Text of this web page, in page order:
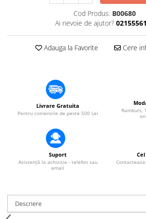
MP3 & USB players
Alimentare & Distribuție
Distribuitoare de putere
Dimmer & Switch Packs
Cod Produs: B00680
Ai nevoie de ajutor?
Adauga la Favorite Cere
Livrare Gratuita
Pentru comenzile de peste 500 Lei
Ramburs,
Suport
Asistență la achiziție - telefon sau
email
Descriere